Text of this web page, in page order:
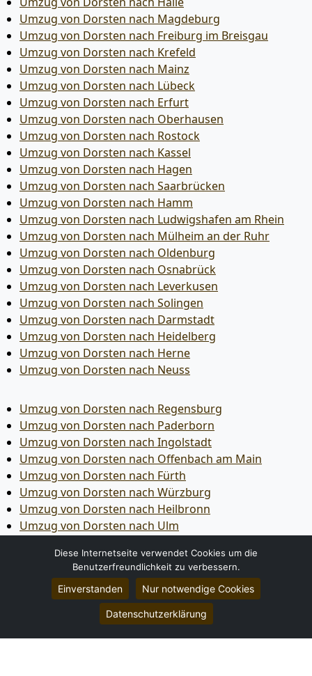
Umzug von Dorsten nach Magdeburg
Umzug von Dorsten nach Freiburg im Breisgau
Umzug von Dorsten nach Krefeld
Umzug von Dorsten nach Mainz
Umzug von Dorsten nach Lübeck
Umzug von Dorsten nach Erfurt
Umzug von Dorsten nach Oberhausen
Umzug von Dorsten nach Rostock
Umzug von Dorsten nach Kassel
Umzug von Dorsten nach Hagen
Umzug von Dorsten nach Saarbrücken
Umzug von Dorsten nach Hamm
Umzug von Dorsten nach Ludwigshafen am Rhein
Umzug von Dorsten nach Mülheim an der Ruhr
Umzug von Dorsten nach Oldenburg
Umzug von Dorsten nach Osnabrück
Umzug von Dorsten nach Leverkusen
Umzug von Dorsten nach Solingen
Umzug von Dorsten nach Darmstadt
Umzug von Dorsten nach Heidelberg
Umzug von Dorsten nach Herne
Umzug von Dorsten nach Neuss
Umzug von Dorsten nach Regensburg
Umzug von Dorsten nach Paderborn
Umzug von Dorsten nach Ingolstadt
Umzug von Dorsten nach Offenbach am Main
Umzug von Dorsten nach Fürth
Umzug von Dorsten nach Würzburg
Umzug von Dorsten nach Heilbronn
Umzug von Dorsten nach Ulm
Umzug von Dorsten nach Wolfsburg
Umzug von Dorsten nach Bottrop
Umzug von Dorsten nach Göttingen
Umzug von Dorsten nach Reutlingen
Umzug von Dorsten nach Bremer­haven
Umzug von Dorsten nach Koblenz
Diese Internetseite verwendet Cookies um die
Benutzerfreundlichkeit zu verbessern.
Einverstanden Nur notwendige Cookies
Datenschutzerklärung